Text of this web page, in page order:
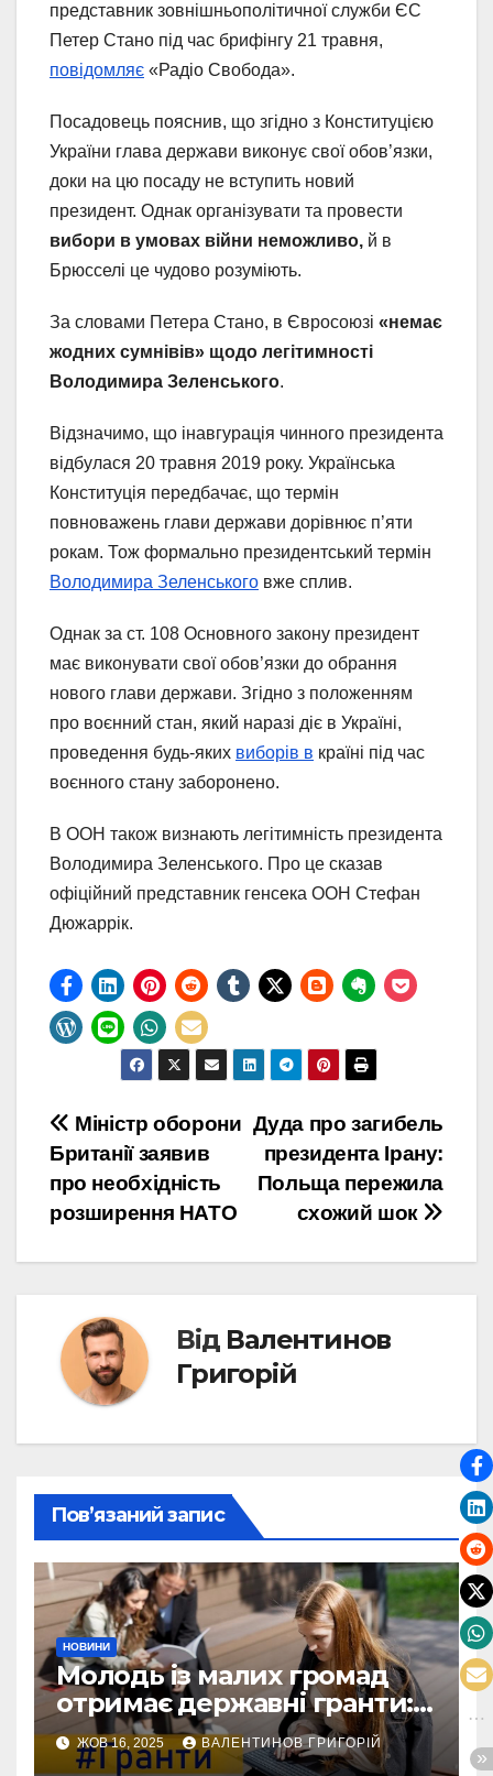
представник зовнішньополітичної служби ЄС
Петер Стано під час брифінгу 21 травня,
повідомляє «Радіо Свобода».
Посадовець пояснив, що згідно з Конституцією
України глава держави виконує свої обов’язки,
доки на цю посаду не вступить новий
президент. Однак організувати та провести
вибори в умовах війни неможливо, й в
Брюсселі це чудово розуміють.
За словами Петера Стано, в Євросоюзі «немає
жодних сумнівів» щодо легітимності
Володимира Зеленського.
Відзначимо, що інавгурація чинного президента
відбулася 20 травня 2019 року. Українська
Конституція передбачає, що термін
повноважень глави держави дорівнює п’яти
рокам. Тож формально президентський термін
Володимира Зеленського вже сплив.
Однак за ст. 108 Основного закону президент
має виконувати свої обов’язки до обрання
нового глави держави. Згідно з положенням
про воєнний стан, який наразі діє в Україні,
проведення будь-яких виборів в країні під час
воєнного стану заборонено.
В ООН також визнають легітимність президента
Володимира Зеленського. Про це сказав
офіційний представник генсека ООН Стефан
Дюжаррік.
Навігація
записів
Дуда про загибель
президента Ірану:
Польща пережила
схожий шок
Міністр оборони
Британії заявив
про необхідність
розширення НАТО
Від Валентинов
Григорій
Пов’язаний запис
НОВИНИ
Молодь із малих громад
отримає державні гранти:
виплати сягатимуть 200
тисяч гривень
ЖОВ 16, 2025 ВАЛЕНТИНОВ ГРИГОРІЙ